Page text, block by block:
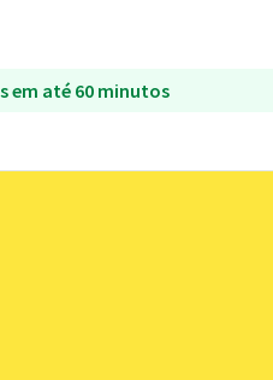
em até 60 minutos